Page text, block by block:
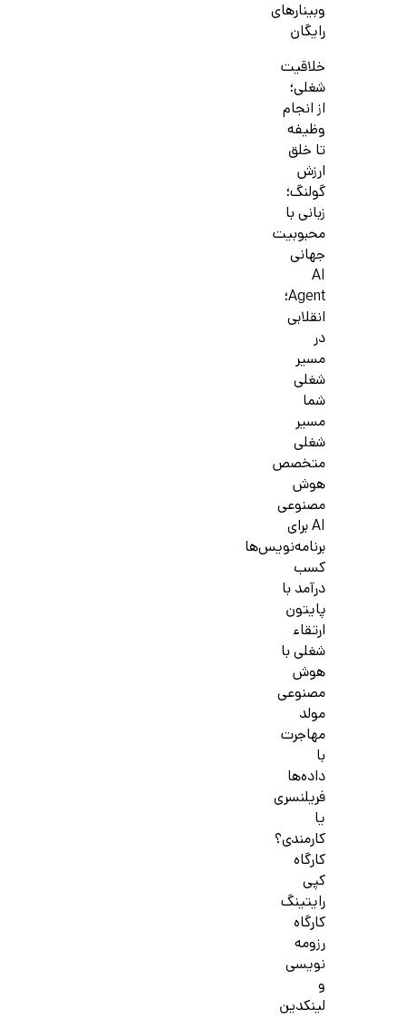
وبینارهای
رایگان
خلاقیت
شغلی؛
از انجام
وظیفه
تا خلق
ارزش
گولنگ؛
زبانی با
محبوبیت
جهانی
AI
Agent؛
انقلابی
در
مسیر
شغلی
شما
مسیر
شغلی
متخصص
هوش
مصنوعی
AI برای
برنامه‌نویس‌ها
کسب
درآمد با
پایتون
ارتقاء
شغلی با
هوش
مصنوعی
مولد
مهاجرت
با
داده‌ها
فریلنسری
یا
کارمندی؟
کارگاه
کپی
رایتینگ
کارگاه
رزومه
نویسی
و
لینکدین